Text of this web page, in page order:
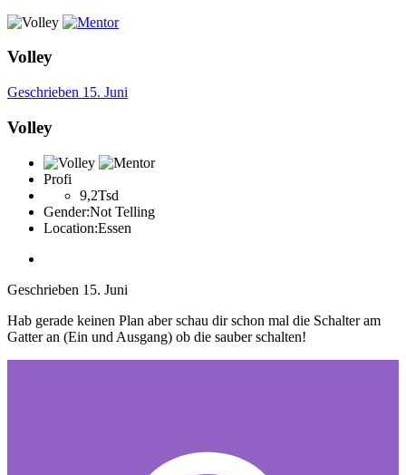
Volley
Geschrieben 15. Juni
Volley
Profi
9,2Tsd
Gender:Not Telling
Location:Essen
Geschrieben 15. Juni
Hab gerade keinen Plan aber schau dir schon mal die Schalter am
Gatter an (Ein und Ausgang) ob die sauber schalten!